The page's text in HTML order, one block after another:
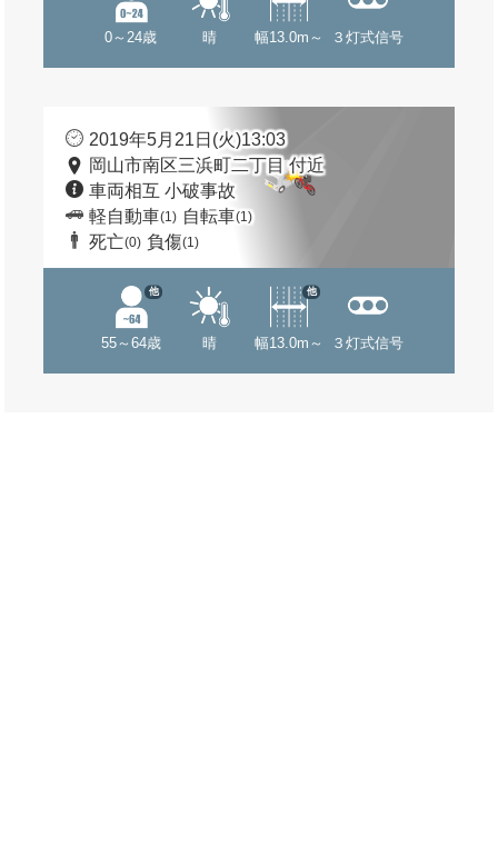
0～24歳 晴 幅13.0m～ ３灯式信号
2019年5月21日(火)13:03
岡山市南区三浜町二丁目 付近
車両相互 小破事故
軽自動車(1) 自転車(1)
死亡(0) 負傷(1)
55～64歳
他
晴 幅13.0m～
他
３灯式信号